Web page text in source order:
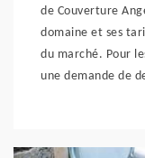
de Couverture
domaine et ses
du marché. Pour
une demande de